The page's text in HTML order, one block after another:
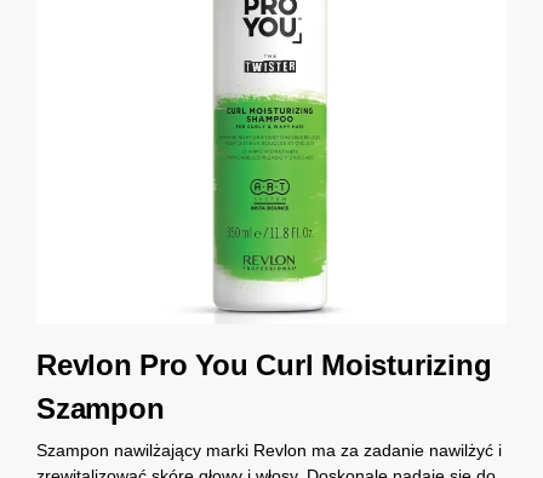
Revlon Pro You Curl Moisturizing
Szampon
Szampon nawilżający marki Revlon ma za zadanie nawilżyć i